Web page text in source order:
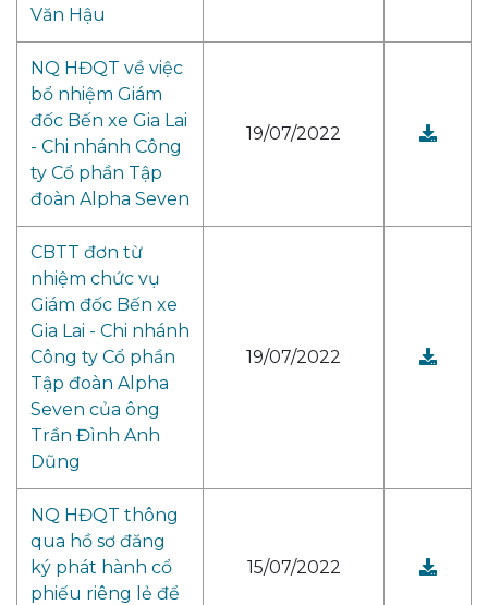
Văn Hậu
NQ HĐQT về việc
bổ nhiệm Giám
đốc Bến xe Gia Lai
- Chi nhánh Công
ty Cổ phần Tập
đoàn Alpha Seven
19/07/2022
CBTT đơn từ
nhiệm chức vụ
Giám đốc Bến xe
Gia Lai - Chi nhánh
Công ty Cổ phần
Tập đoàn Alpha
Seven của ông
Trần Đình Anh
Dũng
19/07/2022
NQ HĐQT thông
qua hồ sơ đăng
ký phát hành cổ
phiếu riêng lẻ để
15/07/2022